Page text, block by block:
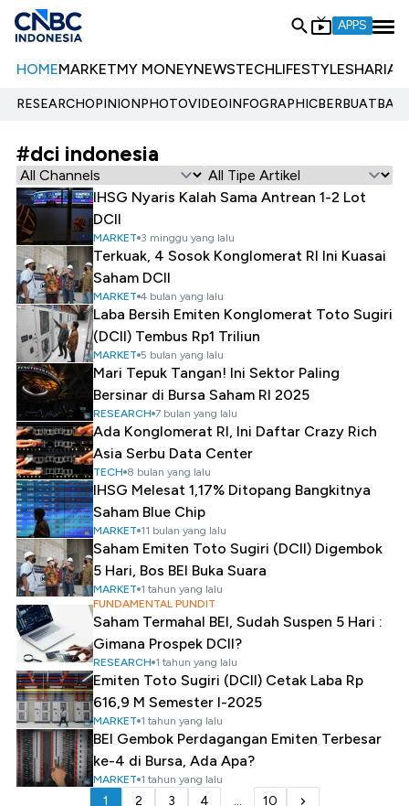
APPS
HOMEMARKETMY MONEYNEWSTECHLIFESTYLESHARIA
RESEARCHOPINIONPHOTOVIDEOINFOGRAPHIC
#dci indonesia
IHSG Nyaris Kalah Sama Antrean 1-2 Lot
DCII
MARKET 3 minggu yang lalu
Terkuak, 4 Sosok Konglomerat RI Ini Kuasai
Saham DCII
MARKET 4 bulan yang lalu
Laba Bersih Emiten Konglomerat Toto Sugiri
(DCII) Tembus Rp1 Triliun
MARKET 5 bulan yang lalu
Mari Tepuk Tangan! Ini Sektor Paling
Bersinar di Bursa Saham RI 2025
RESEARCH 7 bulan yang lalu
Ada Konglomerat RI, Ini Daftar Crazy Rich
Asia Serbu Data Center
TECH 8 bulan yang lalu
IHSG Melesat 1,17% Ditopang Bangkitnya
Saham Blue Chip
MARKET 11 bulan yang lalu
Saham Emiten Toto Sugiri (DCII) Digembok
5 Hari, Bos BEI Buka Suara
MARKET 1 tahun yang lalu
FUNDAMENTAL PUNDIT
Saham Termahal BEI, Sudah Suspen 5 Hari :
Gimana Prospek DCII?
RESEARCH 1 tahun yang lalu
Emiten Toto Sugiri (DCII) Cetak Laba Rp
616,9 M Semester I-2025
MARKET 1 tahun yang lalu
BEI Gembok Perdagangan Emiten Terbesar
ke-4 di Bursa, Ada Apa?
MARKET 1 tahun yang lalu
1 2 3 4 ... 10